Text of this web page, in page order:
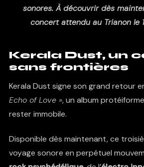
sonores. À découvrir dès
concert attendu au Trianon le
Kerala Dust, un
sans frontières
Kerala Dust signe son grand retour
Echo of Love », un album
rester immobile.
Disponible dès maintenant, ce
voyage sonore en perpétuel